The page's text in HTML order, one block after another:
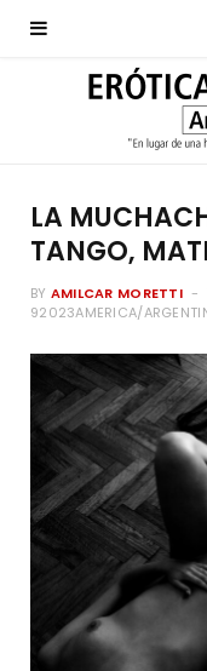
LA
TANGO,
BY AMILCAR MORETTI
92023AMERICA/